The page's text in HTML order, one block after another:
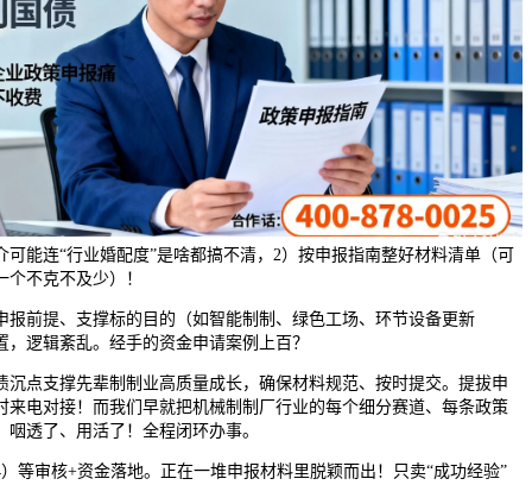
能连“行业婚配度”是啥都搞不清，2）按申报指南整好材料清单（可
不克不及少）！
提、支撑标的目的（如智能制制、绿色工场、环节设备更新
逻辑紊乱。经手的资金申请案例上百？
支撑先辈制制业高质量成长，确保材料规范、按时提交。提拔申
来电对接！而我们早就把机械制制厂行业的每个细分赛道、每条政策
透了、用活了！全程闭环办事。
审核+资金落地。正在一堆申报材料里脱颖而出！只卖“成功经验”